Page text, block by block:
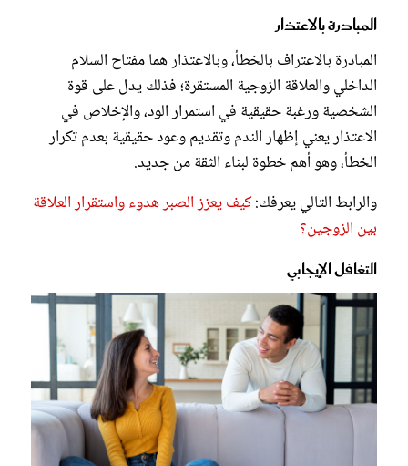
المبادرة بالاعتذار
المبادرة بالاعتراف بالخطأ، وبالاعتذار هما مفتاح السلام
الداخلي والعلاقة الزوجية المستقرة؛ فذلك يدل على قوة
الشخصية ورغبة حقيقية في استمرار الود، والإخلاص في
الاعتذار يعني إظهار الندم وتقديم وعود حقيقية بعدم تكرار
الخطأ، وهو أهم خطوة لبناء الثقة من جديد.
والرابط التالي يعرفك:كيف يعزز الصبر هدوء واستقرار العلاقة
بين الزوجين؟
التغافل الإيجابي